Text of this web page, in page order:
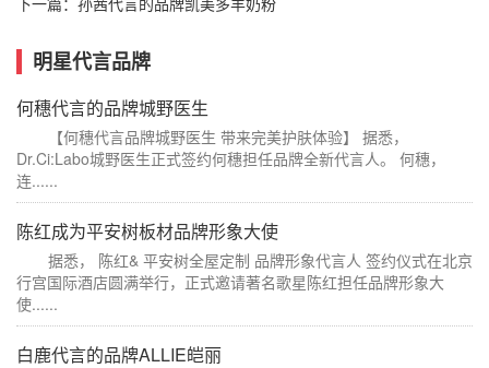
明星代言品牌
何穗代言的品牌城野医生
【何穗代言品牌城野医生 带来完美护肤体验】 据悉，
Dr.Ci:Labo城野医生正式签约何穗担任品牌全新代言人。 何穗，
连......
陈红成为平安树板材品牌形象大使
据悉， 陈红& 平安树全屋定制 品牌形象代言人 签约仪式在北京
行宫国际酒店圆满举行，正式邀请著名歌星陈红担任品牌形象大
使......
白鹿代言的品牌ALLIE皑丽